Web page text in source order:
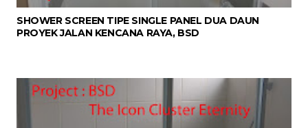
SHOWER SCREEN TIPE SINGLE PANEL DUA DAUN
PROYEK JALAN KENCANA RAYA, BSD